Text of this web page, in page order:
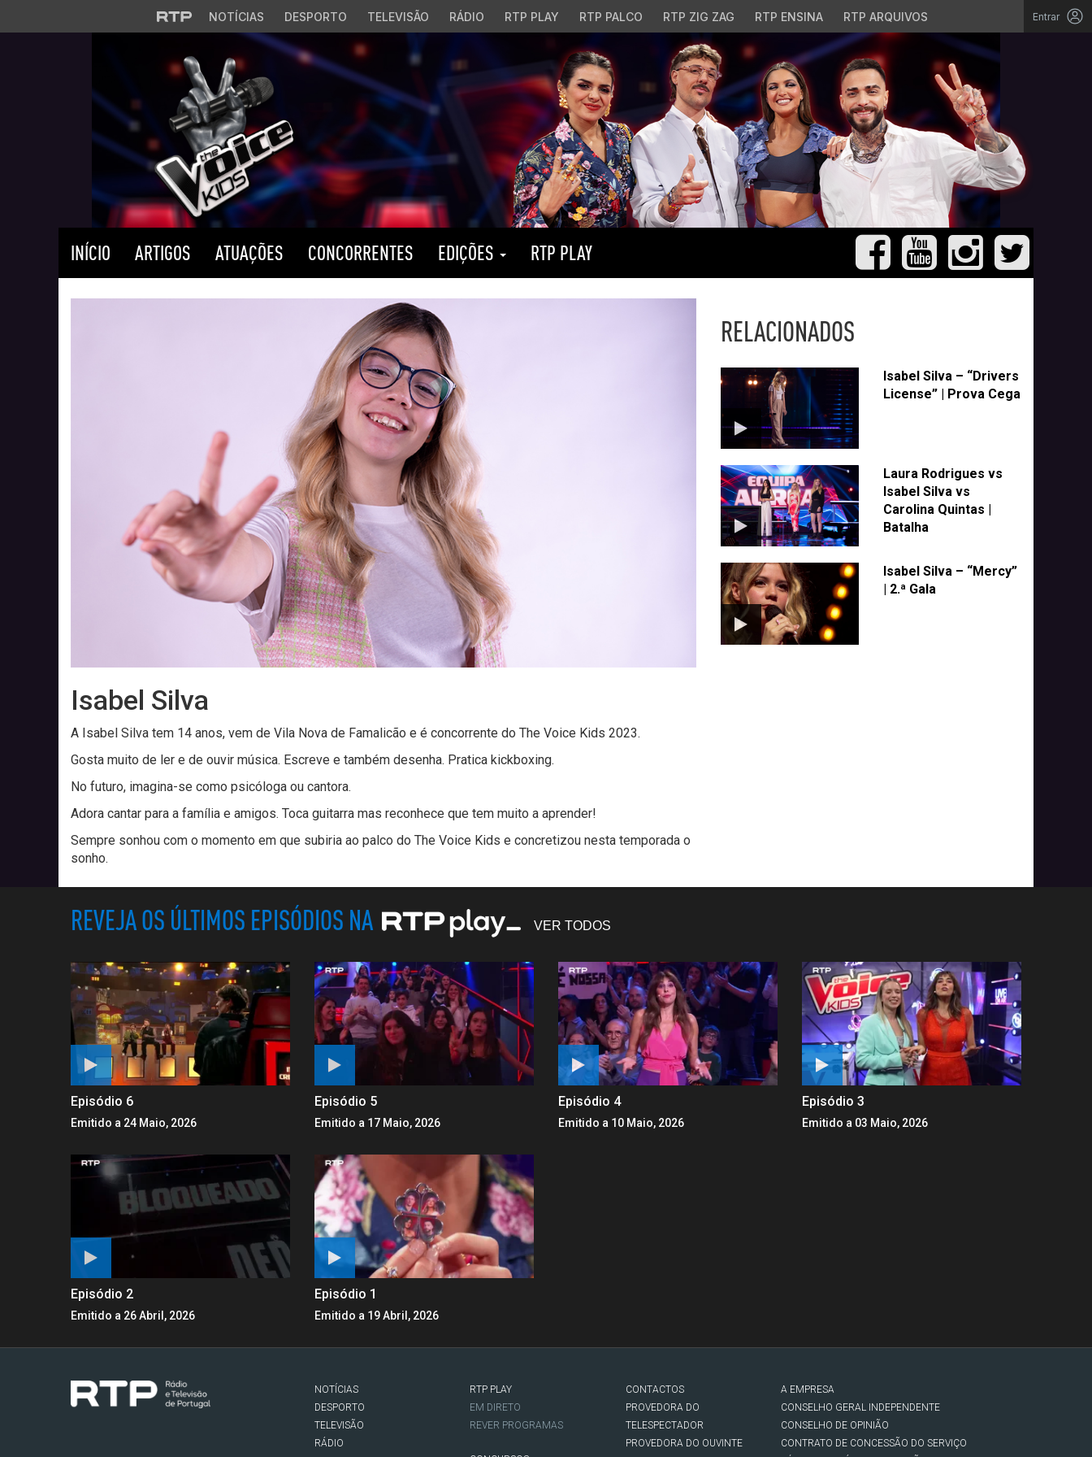
Saltar para o conteúdo principal
NOTÍCIAS DESPORTO TELEVISÃO RÁDIO RTP PLAY RTP PALCO RTP ZIG ZAG RTP ENSINA RTP ARQUIVOS Entrar
INÍCIO ARTIGOS ATUAÇÕES CONCORRENTES EDIÇÕES RTP PLAY
Isabel Silva
A Isabel Silva tem 14 anos, vem de Vila Nova de Famalicão e é concorrente do The Voice Kids 2023.
Gosta muito de ler e de ouvir música. Escreve e também desenha. Pratica kickboxing.
No futuro, imagina-se como psicóloga ou cantora.
Adora cantar para a família e amigos. Toca guitarra mas reconhece que tem muito a aprender!
Sempre sonhou com o momento em que subiria ao palco do The Voice Kids e concretizou nesta temporada o
sonho.
RELACIONADOS
Isabel Silva – “Drivers
License” | Prova Cega
Laura Rodrigues vs
Isabel Silva vs
Carolina Quintas |
Batalha
Isabel Silva – “Mercy”
| 2.ª Gala
REVEJA OS ÚLTIMOS EPISÓDIOS NA VER TODOS
Episódio 6
Emitido a 24 Maio, 2026
Episódio 5
Emitido a 17 Maio, 2026
Episódio 4
Emitido a 10 Maio, 2026
Episódio 3
Emitido a 03 Maio, 2026
Episódio 2
Emitido a 26 Abril, 2026
Episódio 1
Emitido a 19 Abril, 2026
NOTÍCIAS
DESPORTO
TELEVISÃO
RÁDIO
RTP PLAY
EM DIRETO
REVER PROGRAMAS
CONTACTOS
PROVEDORA DO
TELESPECTADOR
PROVEDORA DO OUVINTE
A EMPRESA
CONSELHO GERAL INDEPENDENTE
CONSELHO DE OPINIÃO
CONTRATO DE CONCESSÃO DO SERVIÇO